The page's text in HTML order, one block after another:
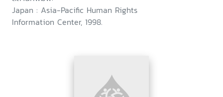
Japan : Asia-Pacific Human Rights
Information Center, 1998.